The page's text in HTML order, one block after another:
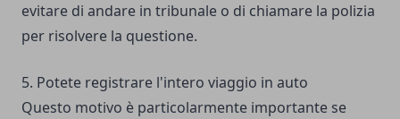
evitare di andare in tribunale o di chiamare la polizia
per risolvere la questione.
5. Potete registrare l'intero viaggio in auto
Questo motivo è particolarmente importante se